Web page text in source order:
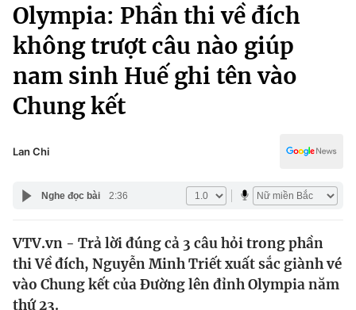
Chính trị
Xã hội
Pháp luật
Thế giới
Thế giới đó đây
Câu chuyện quốc tế
Kinh tế
Tài chính
Thị trường
Dữ liệu và đời sống
Truyền hình
Văn hóa - Giải trí
Y tế
Đời sống
Công nghệ
Giáo dục
Olympia: Phần thi về đích
không trượt câu nào giúp
nam sinh Huế ghi tên vào
Chung kết
Lan Chi
Nghe đọc bài 2:36
VTV.vn - Trả lời đúng cả 3 câu hỏi trong phần
thi Về đích, Nguyễn Minh Triết xuất sắc giành vé
vào Chung kết của Đường lên đỉnh Olympia năm
thứ 23.